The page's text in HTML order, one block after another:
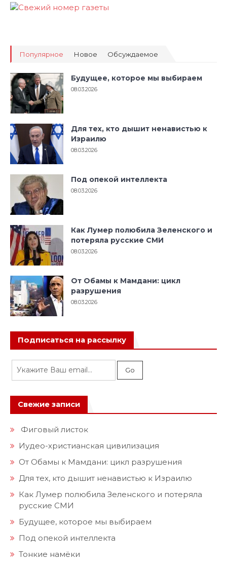
Популярное Новое Обсуждаемое
Будущее, которое мы выбираем
08.03.2026
Для тех, кто дышит ненавистью к
Израилю
08.03.2026
Под опекой интеллекта
08.03.2026
Как Лумер полюбила Зеленского и
потеряла русские СМИ
08.03.2026
От Обамы к Мамдани: цикл
разрушения
08.03.2026
Подписаться на рассылку
Свежие записи
Фиговый листок
Иудео-христианская цивилизация
От Обамы к Мамдани: цикл разрушения
Для тех, кто дышит ненавистью к Израилю
Как Лумер полюбила Зеленского и потеряла
русские СМИ
Будущее, которое мы выбираем
Под опекой интеллекта
Тонкие намёки